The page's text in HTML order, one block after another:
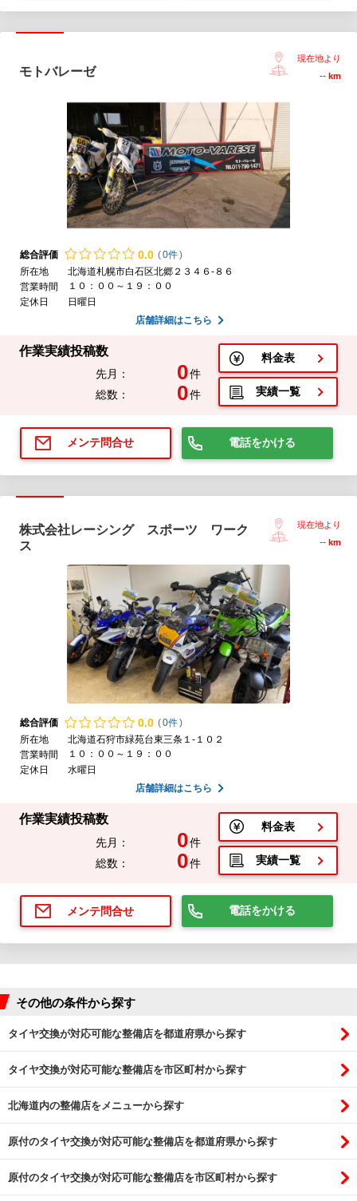
モトバレーゼ
現在地より
-- km
総合評価 0.0 (0件)
所在地
北海道札幌市白石区北郷２３４６-８６
営業時間
１０：００～１９：００
定休日
日曜日
店舗詳細はこちら
作業実績投稿数
先月： 0件
総数：
0件
料金表
実績一覧
メンテ問合せ 電話をかける
株式会社レーシング スポーツ ワーク
ス
現在地より
-- km
総合評価 0.0 (0件)
所在地
北海道石狩市緑苑台東三条１-１０２
営業時間
１０：００～１９：００
定休日
水曜日
店舗詳細はこちら
作業実績投稿数
先月： 0件
総数：
0件
料金表
実績一覧
メンテ問合せ 電話をかける
その他の条件から探す
タイヤ交換が対応可能な整備店を都道府県から探す
タイヤ交換が対応可能な整備店を市区町村から探す
北海道内の整備店をメニューから探す
原付のタイヤ交換が対応可能な整備店を都道府県から探す
原付のタイヤ交換が対応可能な整備店を市区町村から探す